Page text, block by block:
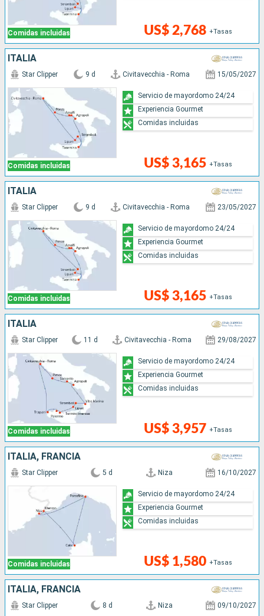
Comidas incluidas US$ 2,768 +Tasas
ITALIA
Comidas incluidas
Star Clipper 9 d Civitavecchia - Roma 15/05/2027
US$ 3,165 +Tasas
Servicio de mayordomo 24/24
Experiencia Gourmet
Comidas incluidas
ITALIA
Comidas incluidas
Star Clipper 9 d Civitavecchia - Roma 23/05/2027
US$ 3,165 +Tasas
Servicio de mayordomo 24/24
Experiencia Gourmet
Comidas incluidas
ITALIA
Comidas incluidas
Star Clipper 11 d Civitavecchia - Roma 29/08/2027
US$ 3,957 +Tasas
Servicio de mayordomo 24/24
Experiencia Gourmet
Comidas incluidas
ITALIA, FRANCIA
Comidas incluidas
Star Clipper 5 d Niza 16/10/2027
US$ 1,580 +Tasas
Servicio de mayordomo 24/24
Experiencia Gourmet
Comidas incluidas
ITALIA, FRANCIA
Star Clipper 8 d Niza 09/10/2027